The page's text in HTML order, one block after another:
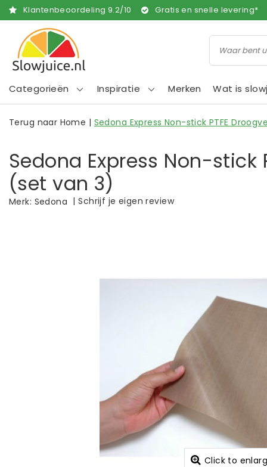
Klantenbeoordeling 9.2/10 Gratis en snelle levering*
Categorieën Inspiratie Merken Wat is
Terug naar Home | Sedona Express Non-stick PTFE
Sedona Express Non-stick
(set van 3)
Merk: Sedona |Schrijf je eigen review
Click to